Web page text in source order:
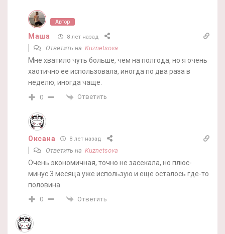
Автор
Маша 8 лет назад
Ответить на Kuznetsova
Мне хватило чуть больше, чем на полгода, но я очень
хаотично ее использовала, иногда по два раза в
неделю, иногда чаще.
0 Ответить
Оксана 8 лет назад
Ответить на Kuznetsova
Очень экономичная, точно не засекала, но плюс-
минус 3 месяца уже использую и еще осталось где-то
половина.
0 Ответить